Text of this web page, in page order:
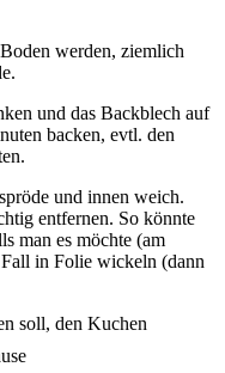
werden, ziemlich
und das Backblech auf
backen, evtl. den
und innen weich.
entfernen. So könnte
man es möchte (am
in Folie wickeln (dann
soll, den Kuchen